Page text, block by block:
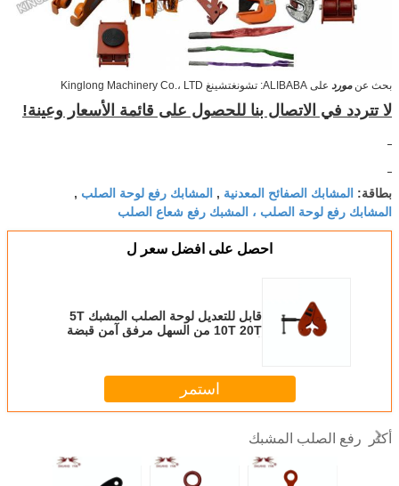
بحث عنمورد على ALIBABA: تشونغتشينغ Kinglong Machinery Co.، LTD
لا تتردد في الاتصال بنا للحصول على قائمة الأسعار وعينة!
بطاقة: المشابك الصفائح المعدنية , المشابك رفع لوحة الصلب ,
المشابك رفع لوحة الصلب ، المشبك رفع شعاع الصلب
احصل على افضل سعر ل
قابل للتعديل لوحة الصلب المشبك 5T
10T 20T من السهل مرفق آمن قبضة
استمر
أكثر رفع الصلب المشبك